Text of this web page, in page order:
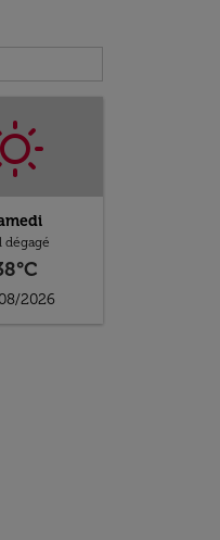
unit option Celsius
dégagé
2026